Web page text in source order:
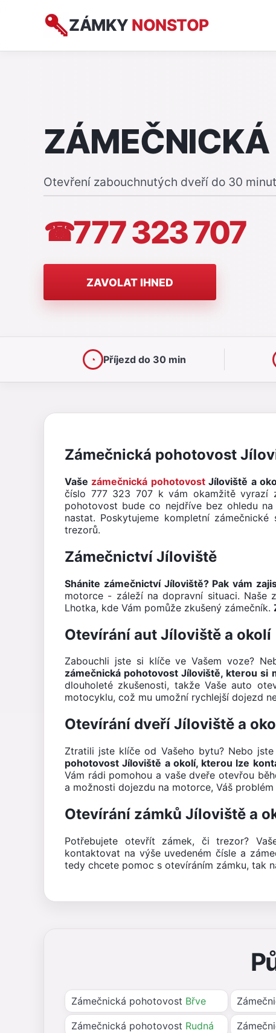
ZÁMKY NONSTOP
ZÁMEČNICKÁ
Otevření zabouchnutých dveří do 30 minut
☎777 323 707
ZAVOLAT IHNED
◔ Příjezd do 30 min
Zámečnická pohotovost
Vaše zámečnická pohotovostJíloviště a
číslo 777 323 707 k vám okamžitě vyrazí
pohotovost bude co nejdříve bez ohledu
nastat. Poskytujeme kompletní
trezorů.
Zámečnictví Jíloviště
Shánite zámečnictví Jíloviště? Pak vám
motorce - záleží na dopravní situaci. Naše
Lhotka, kde Vám pomůže zkušený zámečník.
Otevírání aut Jíloviště a okolí
Zabouchli jste si klíče ve Vašem voze?
zámečnická pohotovost Jíloviště, kterou si
dlouholeté zkušenosti, takže Vaše auto
motocyklu, což mu umožní rychlejší dojezd
Otevírání dveří Jíloviště a
Ztratili jste klíče od Vašeho bytu? Nebo
pohotovost Jíloviště a okolí, kterou lze
Vám rádi pomohou a vaše dveře otevřou
a možnosti dojezdu na motorce, Váš
Otevírání zámků Jíloviště a
Potřebujete otevřít zámek, či trezor?
kontaktovat na výše uvedeném čísle a
tedy chcete pomoc s otevíráním zámku, tak
Zámečnická pohotovost Břve
Zámečnická pohotovost Rudná